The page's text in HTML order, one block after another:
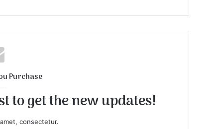
Purchase
to get the new updates!
consectetur.